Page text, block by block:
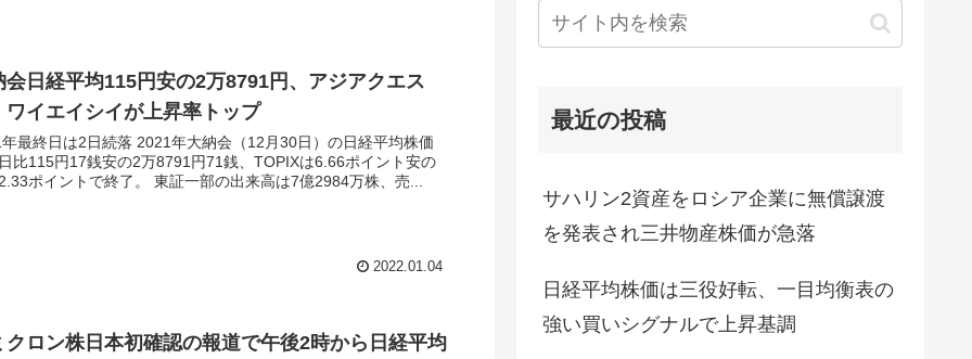
会日経平均115円安の2万8791円、アジアクエス
ワイエイシイが上昇率トップ
2日続落 2021年大納会（12月30日）の日経平均株価
比115円17銭安の2万8791円71銭、TOPIXは6.66ポイント安の
1,992.33ポイントで終了。 東証一部の出来高は7億2984万株、売...
2022.01.04
クロン株日本初確認の報道で午後2時から日経平均
最近の投稿
サハリン2資産をロシア企業に無償譲渡
を発表され三井物産株価が急落
日経平均株価は三役好転、一目均衡表の
強い買いシグナルで上昇基調